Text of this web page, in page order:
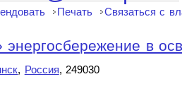
Печать Связаться с
в
, Россия, 249030